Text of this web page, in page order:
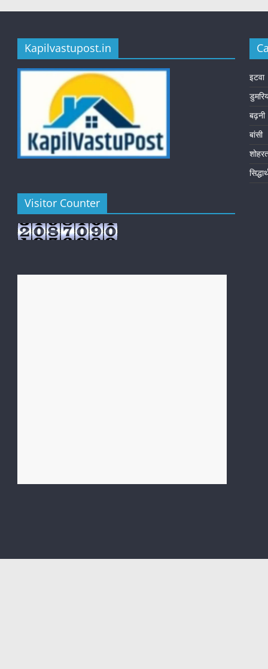
Kapilvastupost.in
Visitor Counter
इटवा
बढ़नी
बांसी